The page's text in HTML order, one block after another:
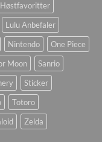
Høstfavoritter
Lulu Anbefaler
Nintendo
One Piece
Moon
Sanrio
Sticker
Totoro
Zelda